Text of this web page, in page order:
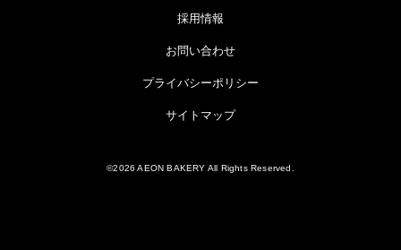
採用情報
お問い合わせ
プライバシーポリシー
サイトマップ
©2026 AEON BAKERY All Rights Reserved.